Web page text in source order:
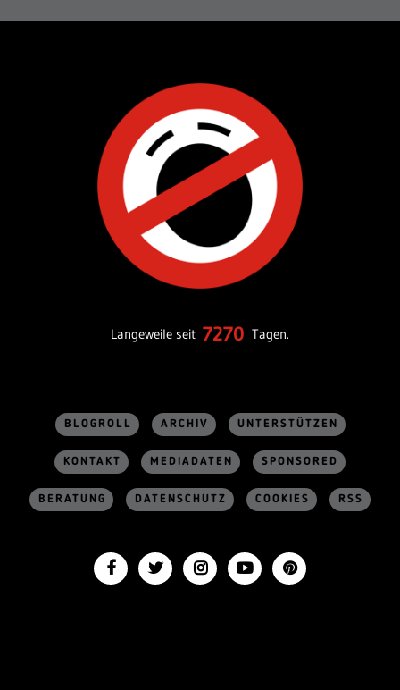
Langeweile seit 7270 Tagen.
BLOGROLL ARCHIV UNTERSTÜTZEN
KONTAKT MEDIADATEN SPONSORED
BERATUNG DATENSCHUTZ COOKIES RSS